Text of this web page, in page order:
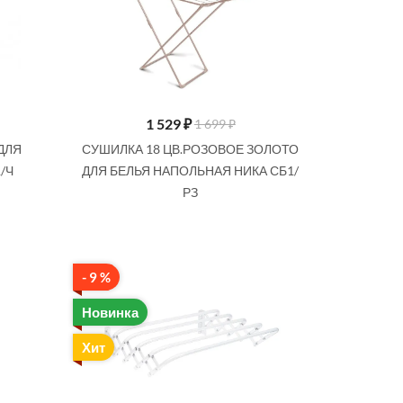
Ч
1 529₽1 699 ₽
СУШИЛКА 18 ЦВ.РОЗОВОЕ ЗОЛОТО
ДЛЯ БЕЛЬЯ НАПОЛЬНАЯ НИКА СБ1/
РЗ
- 9 %
Новинка
Хит